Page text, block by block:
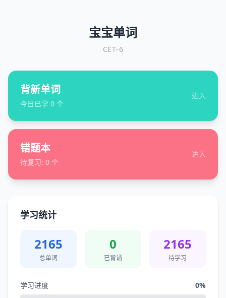
宝宝单词
CET-6
背新单词
今日已学 0 个
进入
错题本
待复习: 0 个
进入
学习统计
2165
总单词
0
已背诵
2165
待学习
学习进度 0%